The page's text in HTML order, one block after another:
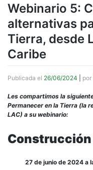
Webinario 5:
alternativas
Tierra, desde
Caribe
Publicada el 26/06/2024 por
Les compartimos la
Permanecer en la Tierra (la
LAC) a su webinario:
Construcción
27 de junio de 2024 a